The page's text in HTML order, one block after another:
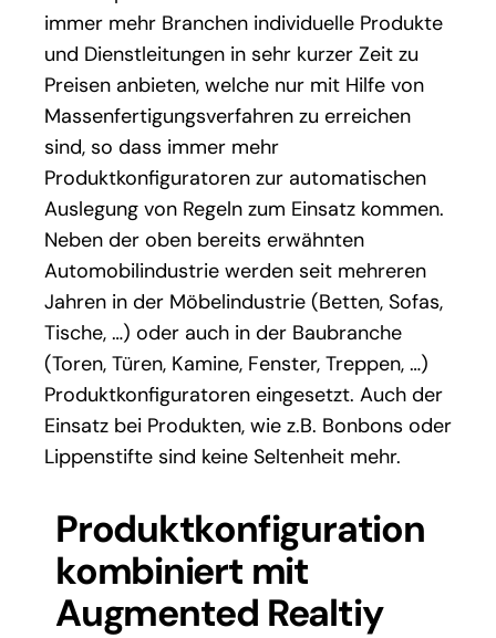
immer mehr Branchen individuelle Produkte
und Dienstleitungen in sehr kurzer Zeit zu
Preisen anbieten, welche nur mit Hilfe von
Massenfertigungsverfahren zu erreichen
sind, so dass immer mehr
Produktkonfiguratoren zur automatischen
Auslegung von Regeln zum Einsatz kommen.
Neben der oben bereits erwähnten
Automobilindustrie werden seit mehreren
Jahren in der Möbelindustrie (Betten, Sofas,
Tische, …) oder auch in der Baubranche
(Toren, Türen, Kamine, Fenster, Treppen, …)
Produktkonfiguratoren eingesetzt. Auch der
Einsatz bei Produkten, wie z.B. Bonbons oder
Lippenstifte sind keine Seltenheit mehr.
Produktkonfiguration
kombiniert mit
Augmented Realtiy